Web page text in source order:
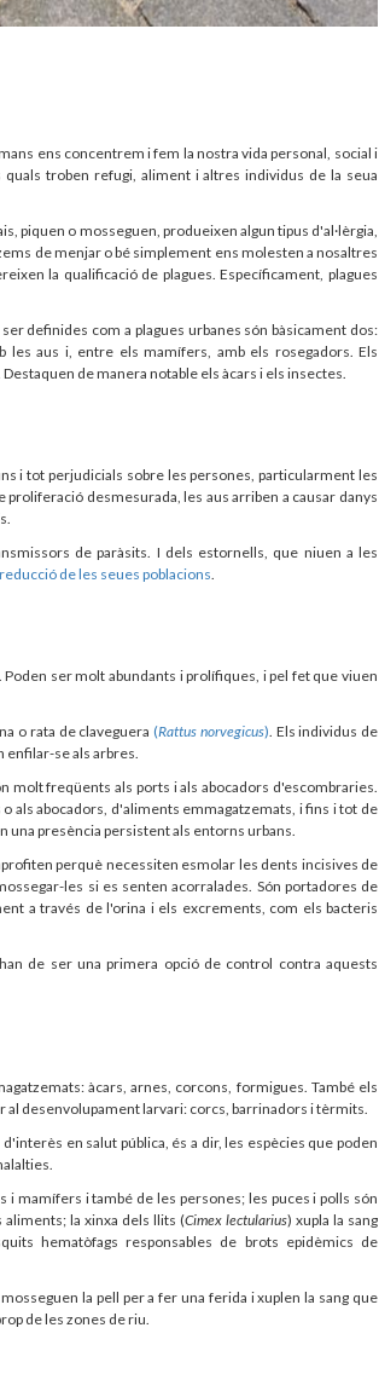
ens concentrem i fem la nostra vida personal, social i
quals troben refugi, aliment i altres individus de la seua
piquen o mosseguen, produeixen algun tipus d'al·lèrgia,
de menjar o bé simplement ens molesten a nosaltres
la qualificació de plagues. Específicament, plagues
definides com a plagues urbanes són bàsicament dos:
les aus i, entre els mamífers, amb els rosegadors. Els
de manera notable els àcars i els insectes.
i tot perjudicials sobre les persones, particularment les
desmesurada, les aus arriben a causar danys
de paràsits. I dels estornells, que niuen a les
de les seues poblacions
ser molt abundants i prolífiques, i pel fet que viuen
o rata de claveguera(Rattus norvegicus) . Els individus de
se als arbres.
molt freqüents als ports i als abocadors d'escombraries.
als abocadors, d'aliments emmagatzemats, i fins i tot de
una presència persistent als entorns urbans.
perquè necessiten esmolar les dents incisives de
les si es senten acorralades. Són portadores de
a través de l'orina i els excrements, com els bacteris
de ser una primera opció de control contra aquests
àcars, arnes, corcons, formigues. També els
desenvolupament larvari: corcs, barrinadors i tèrmits.
en salut pública, és a dir, les espècies que poden
i mamífers i també de les persones; les puces i polls són
la xinxa dels llits (Cimex lectularius) xupla la sang
hematòfags responsables de brots epidèmics de
la pell per a fer una ferida i xuplen la sang que
de les zones de riu.